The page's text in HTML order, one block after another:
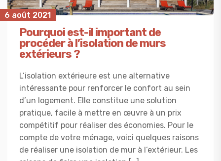
6 août 2021
Pourquoi est-il important de
procéder à l’isolation de murs
extérieurs ?
L’isolation extérieure est une alternative
intéressante pour renforcer le confort au sein
d’un logement. Elle constitue une solution
pratique, facile à mettre en œuvre à un prix
compétitif pour réaliser des économies. Pour le
compte de votre ménage, voici quelques raisons
de réaliser une isolation de mur à l’extérieur. Les